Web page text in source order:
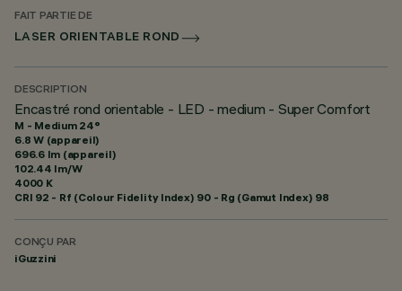
FAIT PARTIE DE
LASER ORIENTABLE ROND
DESCRIPTION
Encastré rond orientable - LED - medium - Super Comfort
M - Medium 24°
6.8 W (appareil)
696.6 lm (appareil)
102.44 lm/W
4000 K
CRI 92 - Rf (Colour Fidelity Index) 90 - Rg (Gamut Index) 98
CONÇU PAR
iGuzzini